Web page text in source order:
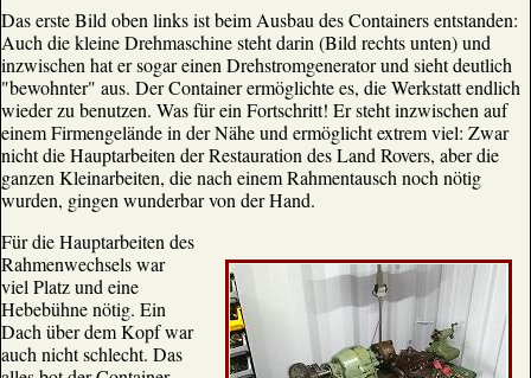
Das erste Bild oben links ist beim Ausbau des Containers entstanden:
Auch die kleine Drehmaschine steht darin (Bild rechts unten) und
inzwischen hat er sogar einen Drehstromgenerator und sieht deutlich
"bewohnter" aus. Der Container ermöglichte es, die Werkstatt endlich
wieder zu benutzen. Was für ein Fortschritt! Er steht inzwischen auf
einem Firmengelände in der Nähe und ermöglicht extrem viel: Zwar
nicht die Hauptarbeiten der Restauration des Land Rovers, aber die
ganzen Kleinarbeiten, die nach einem Rahmentausch noch nötig
wurden, gingen wunderbar von der Hand.
Für die Hauptarbeiten des
Rahmenwechsels war
viel Platz und eine
Hebebühne nötig. Ein
Dach über dem Kopf war
auch nicht schlecht. Das